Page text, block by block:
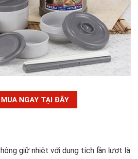
MUA NGAY TẠI ĐÂY
giữ nhiệt với dung tích lần lượt là